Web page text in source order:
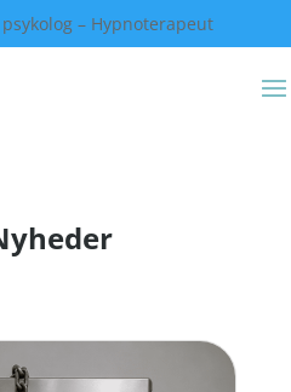
– Hypnoterapeut